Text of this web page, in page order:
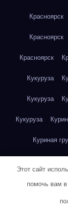
Красноярск
Красноярск
Красноярск
Кукуруза
Кукуруза
Кукуруза
Куриная
Куриная
Куриная
Этот сайт
помочь вам в